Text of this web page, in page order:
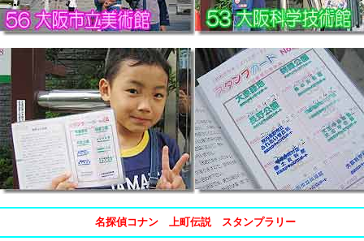
名探偵コナン 上町伝説 スタンプラリー